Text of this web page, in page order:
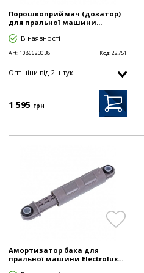
Порошкоприймач (дозатор)
для пральної машини...
В наявності
Art:1086623038 Код:22751
Опт цiни від 2 штук
1 595 грн
Амортизатор бака для
пральної машини Electrolux...